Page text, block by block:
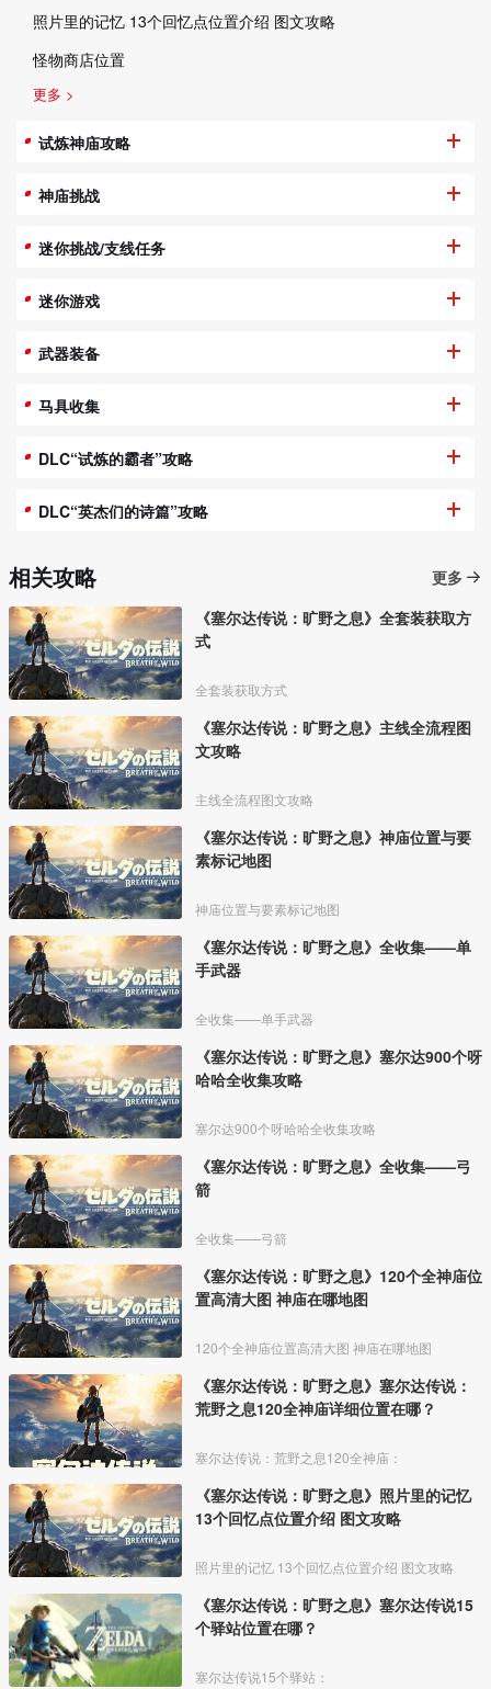
照片里的记忆 13个回忆点位置介绍 图文攻略
怪物商店位置
更多 >
试炼神庙攻略
神庙挑战
迷你挑战/支线任务
迷你游戏
武器装备
马具收集
DLC“试炼的霸者”攻略
DLC“英杰们的诗篇”攻略
相关攻略
更多
《塞尔达传说：旷野之息》全套装获取方
式
全套装获取方式
《塞尔达传说：旷野之息》主线全流程图
文攻略
主线全流程图文攻略
《塞尔达传说：旷野之息》神庙位置与要
素标记地图
神庙位置与要素标记地图
《塞尔达传说：旷野之息》全收集——单
手武器
全收集——单手武器
《塞尔达传说：旷野之息》塞尔达900个呀
哈哈全收集攻略
塞尔达900个呀哈哈全收集攻略
《塞尔达传说：旷野之息》全收集——弓
箭
全收集——弓箭
《塞尔达传说：旷野之息》120个全神庙位
置高清大图 神庙在哪地图
120个全神庙位置高清大图 神庙在哪地图
《塞尔达传说：旷野之息》塞尔达传说：
荒野之息120全神庙详细位置在哪？
塞尔达传说：荒野之息120全神庙：
《塞尔达传说：旷野之息》照片里的记忆
13个回忆点位置介绍 图文攻略
照片里的记忆 13个回忆点位置介绍 图文攻略
《塞尔达传说：旷野之息》塞尔达传说15
个驿站位置在哪？
塞尔达传说15个驿站：